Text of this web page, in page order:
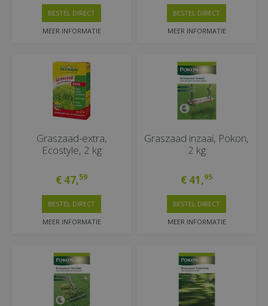
MEER INFORMATIE
BESTEL DIRECT
MEER INFORMATIE
BESTEL DIRECT
Graszaad-extra,
Ecostyle, 2 kg
€ 47,59
MEER INFORMATIE
BESTEL DIRECT
Graszaad inzaai, Pokon,
2 kg
€ 41,95
MEER INFORMATIE
BESTEL DIRECT